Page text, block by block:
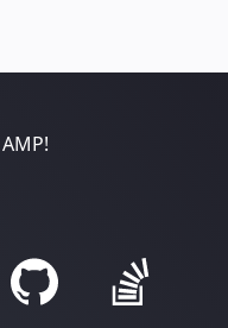
بالتأكيد، تم إنشاء هذا الموقع بواسطة AMP!